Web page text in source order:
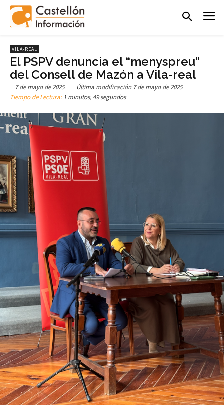
VILA-REAL
El PSPV denuncia el “menyspreu”
del Consell de Mazón a Vila-real
7 de mayo de 2025 Última modificación 7 de mayo de 2025
Tiempo de Lectura:1 minutos, 49 segundos